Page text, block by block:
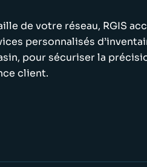
de votre réseau, RGIS
personnalisés
pour sécuriser la
client.